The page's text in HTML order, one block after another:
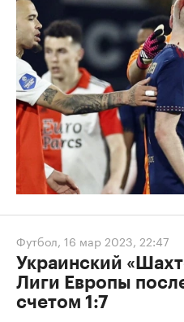
Футбол, 16 мар 2023, 22:47
Украинский
Лиги Европы
счетом 1:7